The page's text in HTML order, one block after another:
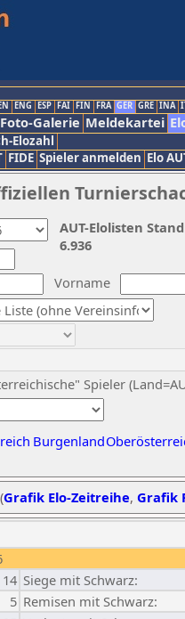
ENG ESP FAI FIN FRA GER GRE INA
Foto-Galerie Meldekartei
Elozahl
FIDE Spieler anmelden Elo
Vorname
Spieler
Burgenland
AUT-Elolisten
6.936
Grafik Elo-Zeitreihe, Grafik
14 Siege mit Schwarz:
5 Remisen mit Schwarz: